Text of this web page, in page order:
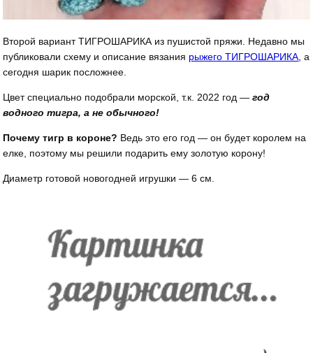
Второй вариант ТИГРОШАРИКА из пушистой пряжи. Недавно мы
публиковали схему и описание вязания рыжего ТИГРОШАРИКА, а
сегодня шарик посложнее.
Цвет специально подобрали морской, т.к. 2022 год —год
водного тигра, а не обычного!
Почему тигр в короне? Ведь это его год — он будет королем на
елке, поэтому мы решили подарить ему золотую корону!
Диаметр готовой новогодней игрушки — 6 см.